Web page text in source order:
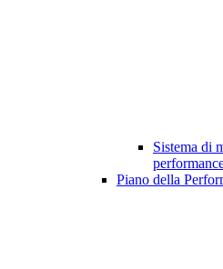
Sistema di
Piano della